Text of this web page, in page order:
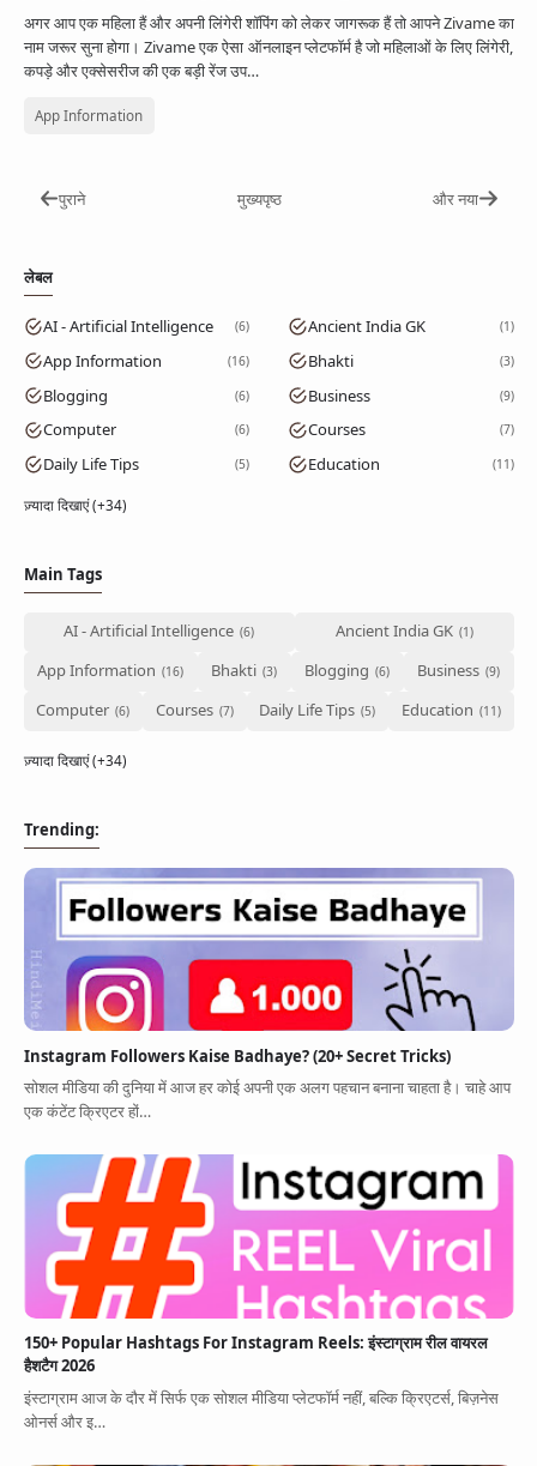
अगर आप एक महिला हैं और अपनी लिंगेरी शॉपिंग को लेकर जागरूक हैं तो आपने Zivame का
नाम जरूर सुना होगा। Zivame एक ऐसा ऑनलाइन प्लेटफॉर्म है जो महिलाओं के लिए लिंगेरी,
कपड़े और एक्सेसरीज की एक बड़ी रेंज उप…
App Information
पुराने मुख्यपृष्ठ और नया
लेबल
AI - Artificial Intelligence 6 Ancient India GK 1
App Information 16 Bhakti 3
Blogging 6 Business 9
Computer 6 Courses 7
Daily Life Tips 5 Education 11
ज़्यादा दिखाएं (+34)
Main Tags
AI - Artificial Intelligence
Ancient India GK
App Information
Bhakti Blogging
Business
Computer
Courses Daily Life Tips Education
ज़्यादा दिखाएं (+34)
Trending:
Instagram Followers Kaise Badhaye? (20+ Secret Tricks)
सोशल मीडिया की दुनिया में आज हर कोई अपनी एक अलग पहचान बनाना चाहता है। चाहे आप
एक कंटेंट क्रिएटर हों…
150+ Popular Hashtags For Instagram Reels: इंस्टाग्राम रील वायरल
हैशटैग 2026
इंस्टाग्राम आज के दौर में सिर्फ एक सोशल मीडिया प्लेटफॉर्म नहीं, बल्कि क्रिएटर्स, बिज़नेस
ओनर्स और इ…